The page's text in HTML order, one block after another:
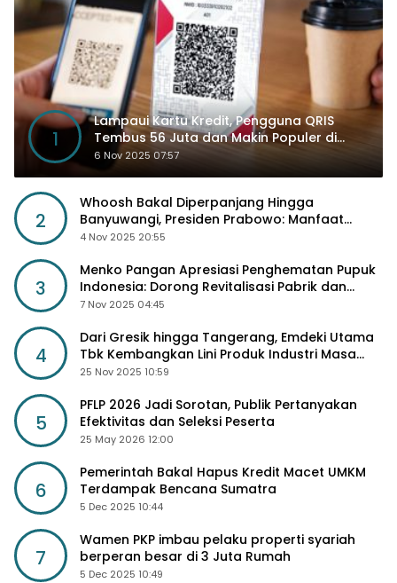
1
Lampaui Kartu Kredit, Pengguna QRIS
Tembus 56 Juta dan Makin Populer di
Kancah Global
6 Nov 2025 07:57
2
Whoosh Bakal Diperpanjang Hingga
Banyuwangi, Presiden Prabowo: Manfaat
Sosial Lebih Besar
4 Nov 2025 20:55
3
Menko Pangan Apresiasi Penghematan Pupuk
Indonesia: Dorong Revitalisasi Pabrik dan
Diskon Harga Pupuk
7 Nov 2025 04:45
4
Dari Gresik hingga Tangerang, Emdeki Utama
Tbk Kembangkan Lini Produk Industri Masa
Depan
25 Nov 2025 10:59
5
PFLP 2026 Jadi Sorotan, Publik Pertanyakan
Efektivitas dan Seleksi Peserta
25 May 2026 12:00
6
Pemerintah Bakal Hapus Kredit Macet UMKM
Terdampak Bencana Sumatra
5 Dec 2025 10:44
7
Wamen PKP imbau pelaku properti syariah
berperan besar di 3 Juta Rumah
5 Dec 2025 10:49